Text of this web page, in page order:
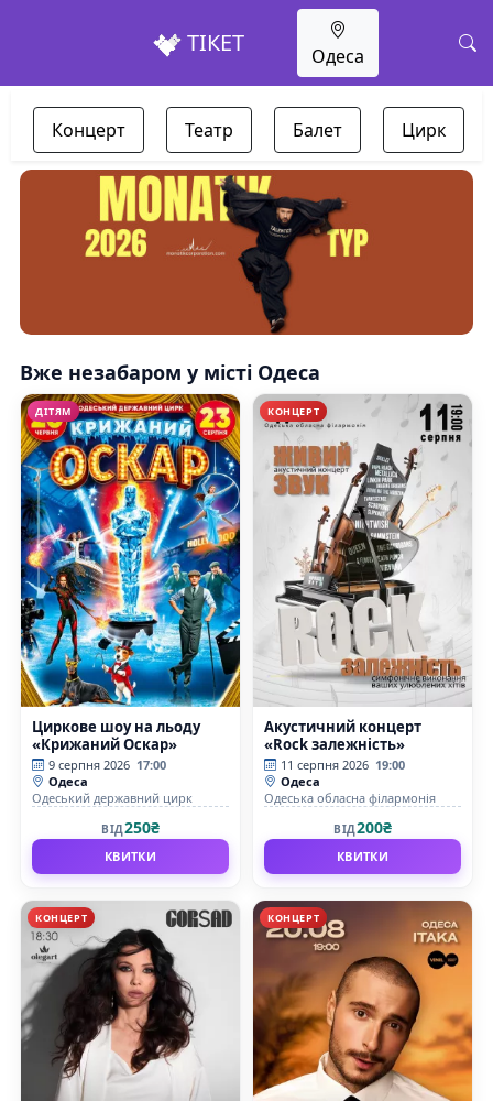
ТІКЕТ Одеса
Концерт Театр Балет Цирк
Вже незабаром у місті Одеса
ДІТЯМ
Циркове шоу на льоду
«Крижаний Оскар»
9 серпня 2026 17:00
Одеса
Одеський державний цирк
ВІД250₴
КВИТКИ
КОНЦЕРТ
Акустичний концерт
«Rock залежність»
11 серпня 2026 19:00
Одеса
Одеська обласна філармонія
ВІД200₴
КВИТКИ
КОНЦЕРТ КОНЦЕРТ